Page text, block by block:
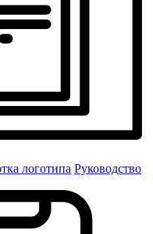
логотипа Руководство